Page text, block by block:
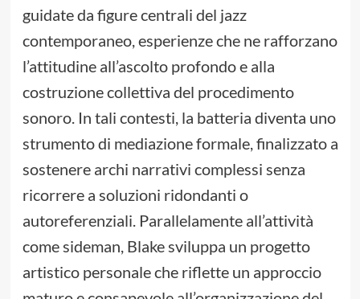
guidate da figure centrali del jazz
contemporaneo, esperienze che ne rafforzano
l’attitudine all’ascolto profondo e alla
costruzione collettiva del procedimento
sonoro. In tali contesti, la batteria diventa uno
strumento di mediazione formale, finalizzato a
sostenere archi narrativi complessi senza
ricorrere a soluzioni ridondanti o
autoreferenziali. Parallelamente all’attività
come sideman, Blake sviluppa un progetto
artistico personale che riflette un approccio